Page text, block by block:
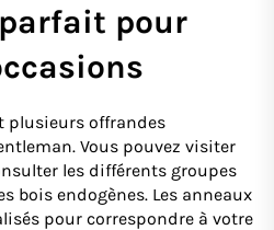
pour
plusieurs offrandes
Vous pouvez visiter
les différents groupes
bois endogènes. Les anneaux
pour correspondre à votre